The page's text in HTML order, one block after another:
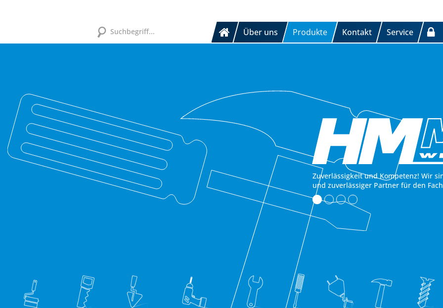
Über uns Produkte Kontakt Service
Zuverlässigkeit und Kompetenz! Wir
und zuverlässiger Partner für den